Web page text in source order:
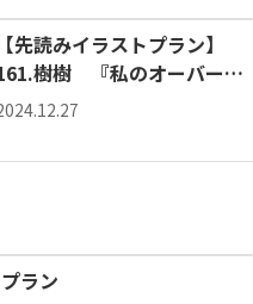
【先読みイラストプラン】
樹樹 『私のオーバーオ
ルの着こなし方』
ラン